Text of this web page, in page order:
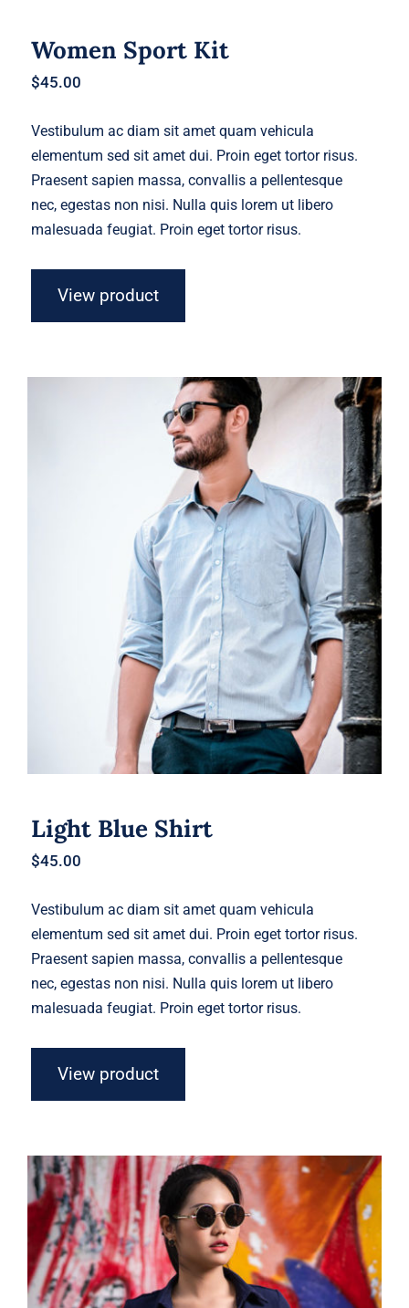
Women Sport Kit
$45.00
Vestibulum ac diam sit amet quam vehicula
elementum sed sit amet dui. Proin eget tortor risus.
Praesent sapien massa, convallis a pellentesque
nec, egestas non nisi. Nulla quis lorem ut libero
malesuada feugiat. Proin eget tortor risus.
View product
Light Blue Shirt
Light Blue Shirt
$45.00
Vestibulum ac diam sit amet quam vehicula
elementum sed sit amet dui. Proin eget tortor risus.
Praesent sapien massa, convallis a pellentesque
nec, egestas non nisi. Nulla quis lorem ut libero
malesuada feugiat. Proin eget tortor risus.
View product